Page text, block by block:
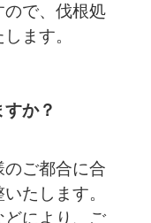
ので、伐根処
ます。
か？
ご都合に合
たします。
どにより、ご